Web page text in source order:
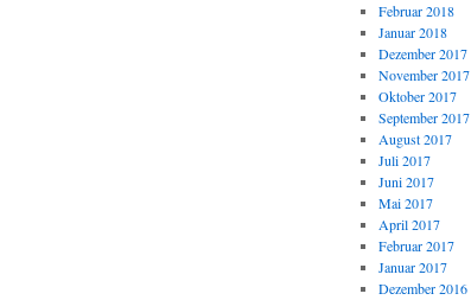
Februar 2018
Januar 2018
Dezember 2017
November 2017
Oktober 2017
September 2017
August 2017
Juli 2017
Juni 2017
Mai 2017
April 2017
Februar 2017
Januar 2017
Dezember 2016